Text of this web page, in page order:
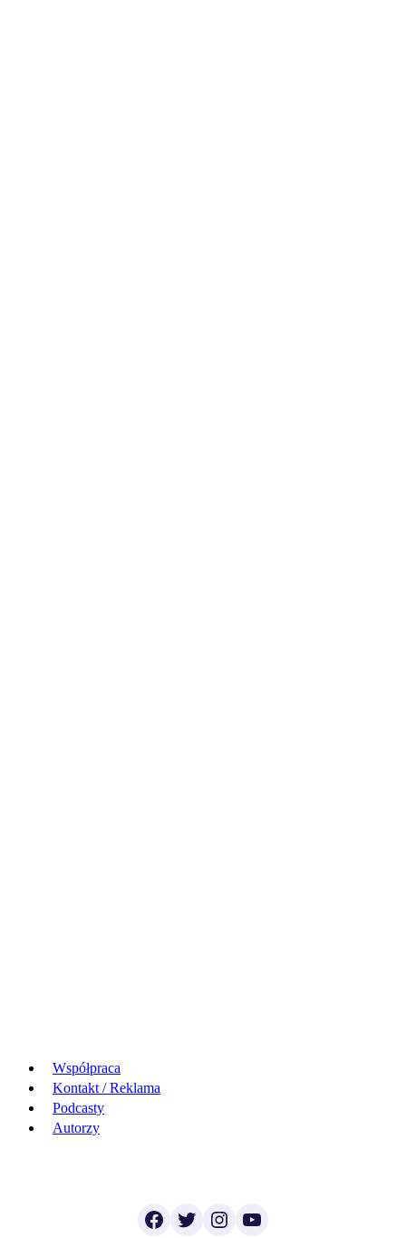
Współpraca
Kontakt / Reklama
Podcasty
Autorzy
Facebook
TwitterInstagram
YouTube